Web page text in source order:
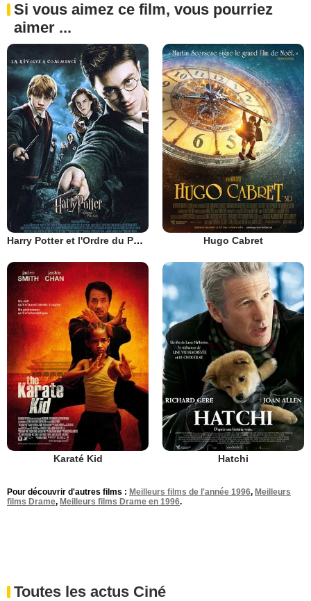
Si vous aimez ce film, vous pourriez
aimer ...
Harry Potter et l'Ordre du Phénix Hugo Cabret
Karaté Kid Hatchi
Pour découvrir d'autres films : Meilleurs films de l'année 1996, Meilleurs
films Drame, Meilleurs films Drame en 1996.
Toutes les actus Ciné